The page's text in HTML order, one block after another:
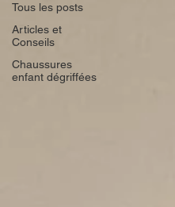
Tous les posts
Articles et
Conseils
Chaussures
enfant dégriffées